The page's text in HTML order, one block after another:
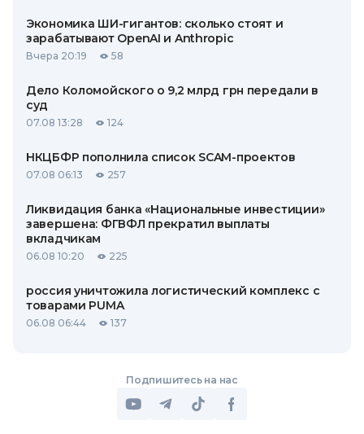
Экономика ШИ-гигантов: сколько стоят и
зарабатывают OpenAI и Anthropic
Вчера 20:19 58
Дело Коломойского о 9,2 млрд грн передали в
суд
07.08 13:28 124
НКЦБФР пополнила список SCAM-проектов
07.08 06:13 257
Ликвидация банка «Национальные инвестиции»
завершена: ФГВФЛ прекратил выплаты
вкладчикам
06.08 10:20 225
россия уничтожила логистический комплекс с
товарами PUMA
06.08 06:44 137
Подпишитесь на нас